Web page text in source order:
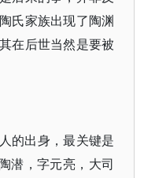
氏家族出现了陶渊
在后世当然是要被
的出身，最关键是
潜，字元亮，大司